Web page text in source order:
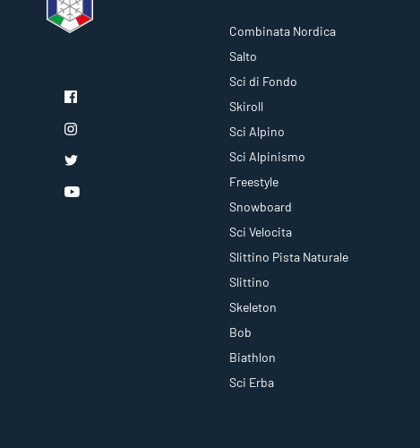
Combinata Nordica
Salto
Sci di Fondo
Skiroll
Sci Alpino
Sci Alpinismo
Freestyle
Snowboard
Sci Velocita
Slittino Pista Naturale
Slittino
Skeleton
Bob
Biathlon
Sci Erba